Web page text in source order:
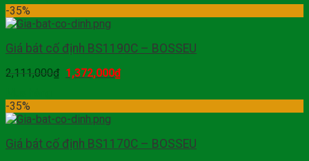
-35%
Giá bát cố định BS1190C – BOSSEU
2,111,000₫ 1,372,000₫
-35%
Giá bát cố định BS1170C – BOSSEU